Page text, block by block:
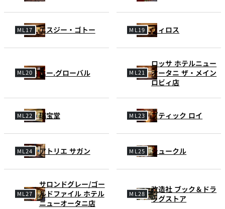
エスジー・ゴトー フィロス
エー.グローバル
ロッサ ホテルニュー
オータニ ザ・メイン
ロビィ店
瑞宝堂 ブティック ロイ
アトリエ サガン シュークル
サロンドグレー/ゴー
ルドファイル ホテル
ニューオータニ店
改造社 ブック＆ドラ
ッグストア